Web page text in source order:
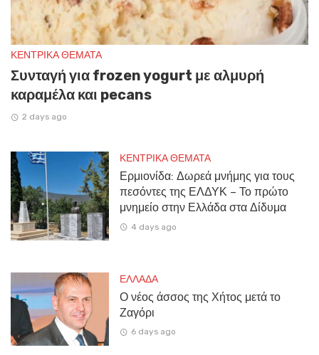
ΚΕΝΤΡΙΚΑ ΘΕΜΑΤΑ
Συνταγή για frozen yogurt με αλμυρή
καραμέλα και pecans
2 days ago
ΚΕΝΤΡΙΚΑ ΘΕΜΑΤΑ
Ερμιονίδα: Δωρεά μνήμης για τους
πεσόντες της ΕΛΔΥΚ – Το πρώτο
μνημείο στην Ελλάδα στα Δίδυμα
4 days ago
ΕΛΛΑΔΑ
Ο νέος άσσος της Χήτος μετά το
Ζαγόρι
6 days ago